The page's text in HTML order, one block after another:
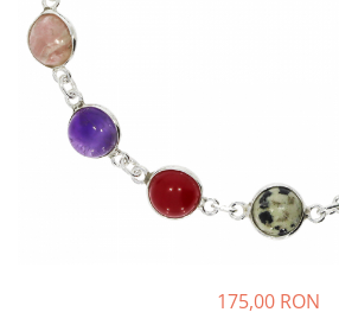
Bănuț Moț Personalizat
Seturi Brățări Personalizate
Seturi Lănțișoare Personalizate
Cadouri Corporate
Bijuterii Personalizate Spotify
Cercei Argint
Cercei Fashion
Coliere Argint
Seturi Argint
Bijuterii Fashion
175,00 RON